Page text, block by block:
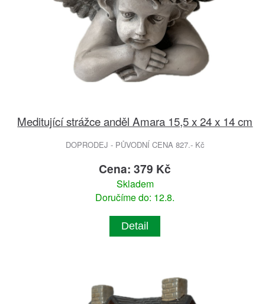
Meditující strážce anděl Amara 15,5 x 24 x 14 cm
DOPRODEJ - PŮVODNÍ CENA 827.- Kč
Cena: 379 Kč
Skladem
Doručíme do: 12.8.
Detail